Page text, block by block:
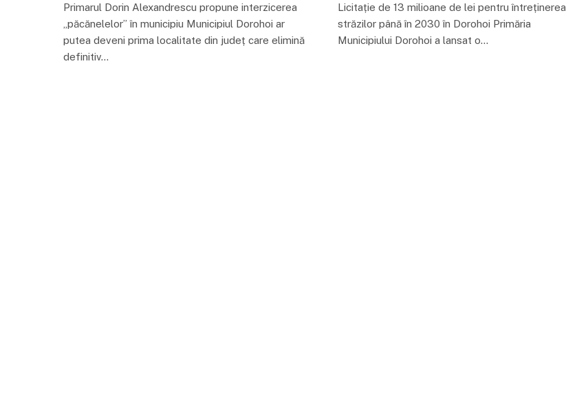
Primarul Dorin Alexandrescu propune interzicerea
„păcănelelor” în municipiu Municipiul Dorohoi ar
putea deveni prima localitate din județ care elimină
definitiv…
Licitație de 13 milioane de lei pentru întreținerea
străzilor până în 2030 în Dorohoi Primăria
Municipiului Dorohoi a lansat o…